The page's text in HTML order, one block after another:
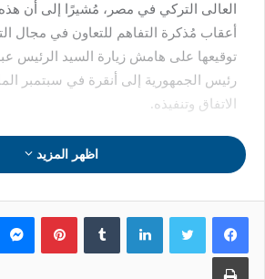
العالى التركي في مصر، مُشيرًا إلى أن
أعقاب مُذكرة التفاهم للتعاون في مجال
توقيعها على هامش زيارة السيد الرئيس
رئيس الجمهورية إلى أنقرة في سبتمبر
الاتفاق وتنفيذه.
وأكد الوزير حرص مصر على دفع علاقات
والبحثي مع تركيا ، مُوضحًا أن أحد أهداف
فرعية لمتابعة تنفيذ مُذكرة التفاهم
اللجنة باقتراح برامج لتلبية حاجة
العالي والبحث العلمي وتعزيز تبادل
التدريس والطلاب.
اظهر المزيد
لينكدإن
طباعة